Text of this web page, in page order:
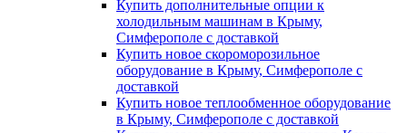
Купить дополнительные опции к
холодильным машинам в Крыму,
Симферополе с доставкой
Купить новое скороморозильное
оборудование в Крыму, Симферополе с
доставкой
Купить новое теплообменное оборудование
в Крыму, Симферополе с доставкой